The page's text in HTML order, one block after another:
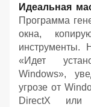
Идеальная
Программа
окна,
инструменты.
«Идет
Windows»,
угрозе от
DirectX или